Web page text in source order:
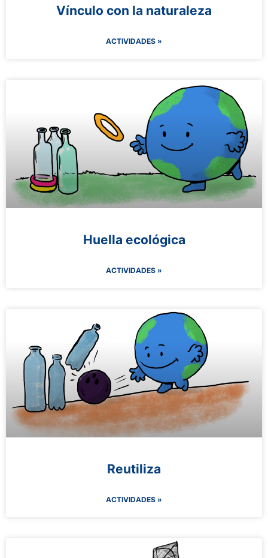
Vínculo con la naturaleza​
ACTIVIDADES »
Huella ecológica
ACTIVIDADES »
Reutiliza​
ACTIVIDADES »